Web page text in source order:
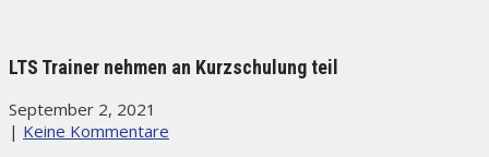
LTS Trainer nehmen an Kurzschulung teil
September 2, 2021
| Keine Kommentare